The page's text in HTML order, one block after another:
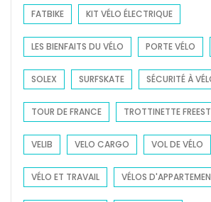
FATBIKE KIT VÉLO ÉLECTRIQUE
LES BIENFAITS DU VÉLO PORTE VÉLO
SOLEX SURFSKATE SÉCURITÉ À
TOUR DE FRANCE TROTTINETTE
VELIB VELO CARGO VOL DE VÉLO
VÉLO ET TRAVAIL VÉLOS